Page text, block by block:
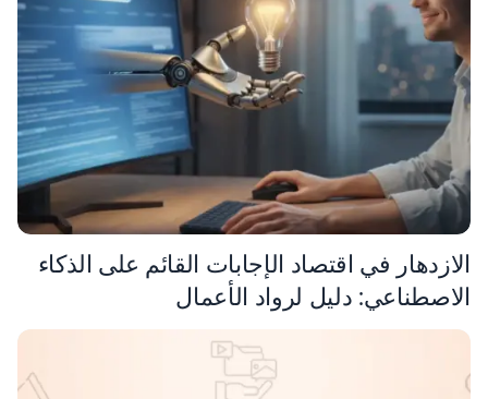
الازدهار في اقتصاد الإجابات القائم على الذكاء
الاصطناعي: دليل لرواد الأعمال